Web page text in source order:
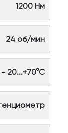
1200 Нм
24 об/мин
- 20...+70°С